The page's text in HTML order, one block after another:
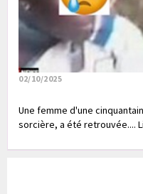
02/10/2025
Une femme d'une
sorcière, a été retrouvée....